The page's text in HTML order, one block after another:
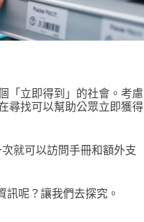
「立即得到」的社會。考慮
尋找可以幫助公眾立即獲得
就可以訪問手冊和額外支
呢？讓我們去探究。